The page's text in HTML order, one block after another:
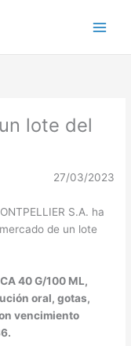
lote del
27/03/2023
S.A. ha
de un lote
40 G/100 ML,
oral, gotas,
vencimiento